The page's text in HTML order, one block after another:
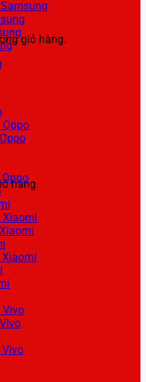
giỏ hàng.
hàng.
Xiaomi
Vivo